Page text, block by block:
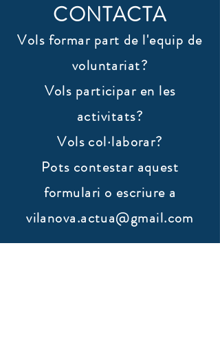
CONTACTA
Vols formar part de l'equip de
voluntariat?
Vols participar en les
activitats?
Vols col·laborar?
​Pots contestar aquest
formulari o escriure a
vilanova.actua@gmail.com